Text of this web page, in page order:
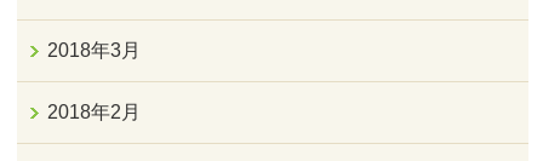
2018年3月
2018年2月